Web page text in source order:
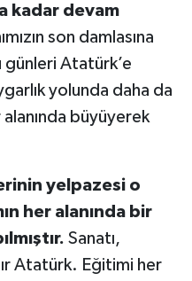
kadar devam
son damlasına
günleri Atatürk’e
yolunda daha da
alanında büyüyerek
yelpazesi o
her alanında bir
Sanatı,
Atatürk. Eğitimi her